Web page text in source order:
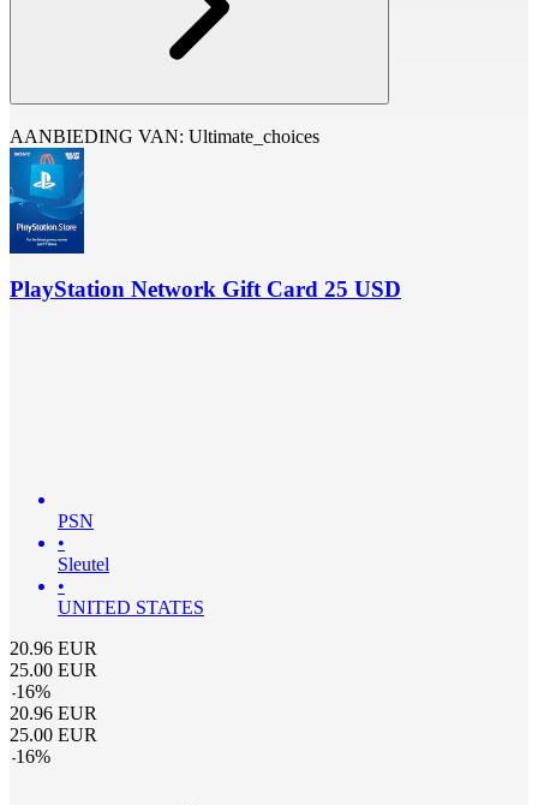
AANBIEDING VAN: Ultimate_choices
PlayStation Network Gift Card 25 USD
PSN
•
Sleutel
•
UNITED STATES
20.96 EUR
25.00 EUR
-16%
20.96 EUR
25.00 EUR
-16%